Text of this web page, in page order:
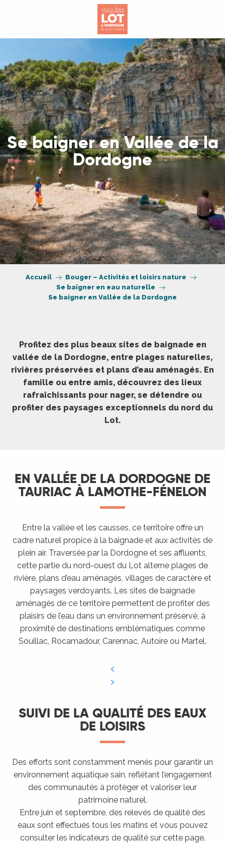
Se baigner en Vallée de la
Dordogne
Accueil
Bouger – Activités et loisirs nature
Se baigner en eau naturelle
Se baigner en Vallée de la Dordogne
Profitez des plus beaux sites de baignade en
vallée de la Dordogne, entre plages naturelles,
rivières préservées et plans d’eau aménagés. En
famille ou entre amis, découvrez des lieux
rafraîchissants pour nager, se détendre ou
profiter des paysages exceptionnels du nord du
Lot.
EN VALLÉE DE LA DORDOGNE DE
TAURIAC À LAMOTHE-FÉNELON
Entre la vallée et les causses, ce territoire offre un
cadre naturel propice à la baignade et aux activités de
plein air. Traversée par la Dordogne et ses affluents,
cette partie du nord-ouest du Lot alterne plages de
rivière, plans d’eau aménagés, villages de caractère et
paysages verdoyants. Les sites de baignade
aménagés de ce territoire permettent de profiter des
plaisirs de l’eau dans un environnement préservé, à
proximité de destinations emblématiques comme
Souillac, Rocamadour, Carennac, Autoire ou Martel.
SUIVI DE LA QUALITÉ DES EAUX
DE LOISIRS
Des efforts sont constamment menés pour garantir un
environnement aquatique sain, reflétant l’engagement
des communautés à protéger et valoriser leur
patrimoine naturel​.
Entre juin et septembre, des relevés de qualité des
eaux sont effectués tous les matins et vous pouvez
consulter les indicateurs de qualité sur cette page.